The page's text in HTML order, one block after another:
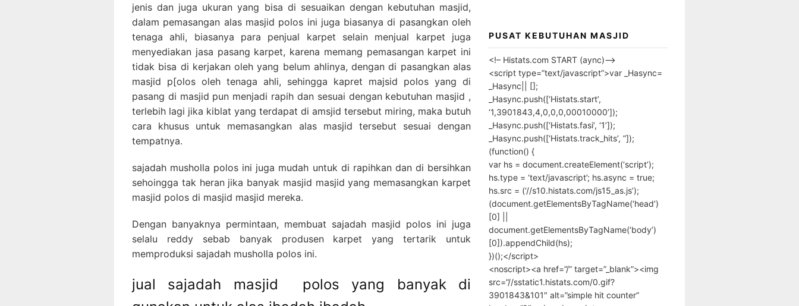
jenis dan juga ukuran yang bisa di sesuaikan dengan kebutuhan masjid,
dalam pemasangan alas masjid polos ini juga biasanya di pasangkan oleh
tenaga ahli, biasanya para penjual karpet selain menjual karpet juga
menyediakan jasa pasang karpet, karena memang pemasangan karpet ini
tidak bisa di kerjakan oleh yang belum ahlinya, dengan di pasangkan alas
masjid p[olos oleh tenaga ahli, sehingga kapret majsid polos yang di
pasang di masjid pun menjadi rapih dan sesuai dengan kebutuhan masjid ,
terlebih lagi jika kiblat yang terdapat di amsjid tersebut miring, maka butuh
cara khusus untuk memasangkan alas masjid tersebut sesuai dengan
tempatnya.
sajadah musholla polos ini juga mudah untuk di rapihkan dan di bersihkan
sehoingga tak heran jika banyak masjid masjid yang memasangkan karpet
masjid polos di masjid masjid mereka.
Dengan banyaknya permintaan, membuat sajadah masjid polos ini juga
selalu reddy sebab banyak produsen karpet yang tertarik untuk
memproduksi sajadah musholla polos ini.
jual sajadah masjid polos yang banyak di
PUSAT KEBUTUHAN MASJID
<!– Histats.com START (aync)–>
<script type=”text/javascript”>var _Hasync=
_Hasync|| [];
_Hasync.push([‘Histats.start’,
‘1,3901843,4,0,0,0,00010000’]);
_Hasync.push([‘Histats.fasi’, ‘1’]);
_Hasync.push([‘Histats.track_hits’, ”]);
(function() {
var hs = document.createElement(‘script’);
hs.type = ‘text/javascript’; hs.async = true;
hs.src = (‘//s10.histats.com/js15_as.js’);
(document.getElementsByTagName(‘head’)
[0] ||
document.getElementsByTagName(‘body’)
[0]).appendChild(hs);
})();</script>
<noscript><a href=”/” target=”_blank”><img
src=”//sstatic1.histats.com/0.gif?
3901843&101″ alt=”simple hit counter”